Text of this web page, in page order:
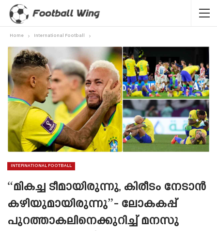
Home International Football
INTERNATIONAL FOOTBALL
“മികച്ച ടീമായിരുന്നു, കിരീടം നേടാൻ
കഴിയുമായിരുന്നു”- ലോകകപ്പ്
പുറത്താകലിനെക്കുറിച്ച് മനസു